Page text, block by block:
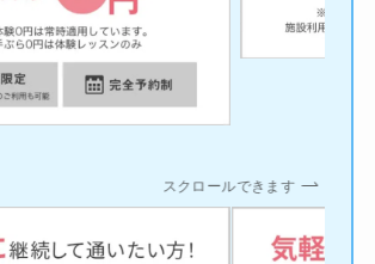
スクロールできます